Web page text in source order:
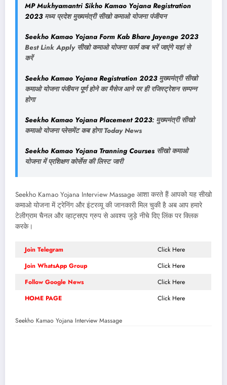
MP Mukhyamantri Sikho Kamao Yojana Registration
2023मध्य प्रदेश मुख्यमंत्री सीखो कमाओ योजना पंजीयन
Seekho Kamao Yojana Form Kab Bhare Jayenge 2023
Best Link Apply सीखो कमाओ योजना फार्म कब भरें जाएंगे यहां से
करें
Seekho Kamao Yojana Registration 2023मुख्यमंत्री सीखो
कमाओ योजना पंजीयन पूर्ण होने का मैसेज आने पर ही रजिस्ट्रेशन सम्पन्न
होगा
Seekho Kamao Yojana Placement 2023: मुख्यमंत्री सीखो
कमाओ योजना प्लेसमेंट कब होगा Today News
Seekho Kamao Yojana Tranning Coursesसीखो कमाओ
योजना में प्रशिक्षण कोर्सेस की लिस्ट जारी
Seekho Kamao Yojana Interview Massage आशा करते हैं आपको यह सीखो
कमाओ योजना में ट्रेनिंग और इंटरव्यू की जानकारी मिल चुकी है अब आप हमारे
टेलीग्राम चैनल और व्हाट्सएप ग्रुप से अवश्य जुड़े नीचे दिए लिंक पर क्लिक
करके।
Join Telegram
Click Here
Join WhatsApp Group
Click Here
Follow Google News
Click Here
HOME PAGE
Click Here
Seekho Kamao Yojana Interview Massage